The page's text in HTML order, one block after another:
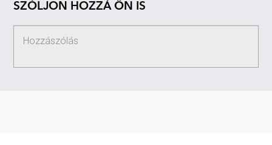
SZÓLJON HOZZÁ ÖN IS